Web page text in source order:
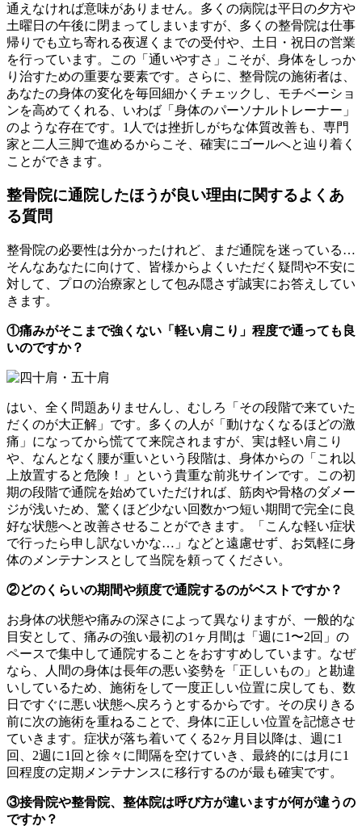
通えなければ意味がありません。多くの病院は平日の夕方や
土曜日の午後に閉まってしまいますが、多くの整骨院は仕事
帰りでも立ち寄れる夜遅くまでの受付や、土日・祝日の営業
を行っています。この「通いやすさ」こそが、身体をしっか
り治すための重要な要素です。さらに、整骨院の施術者は、
あなたの身体の変化を毎回細かくチェックし、モチベーショ
ンを高めてくれる、いわば「身体のパーソナルトレーナー」
のような存在です。1人では挫折しがちな体質改善も、専門
家と二人三脚で進めるからこそ、確実にゴールへと辿り着く
ことができます。
整骨院に通院したほうが良い理由に関するよくあ
る質問
整骨院の必要性は分かったけれど、まだ通院を迷っている…
そんなあなたに向けて、皆様からよくいただく疑問や不安に
対して、プロの治療家として包み隠さず誠実にお答えしてい
きます。
①痛みがそこまで強くない「軽い肩こり」程度で通っても良
いのですか？
はい、全く問題ありませんし、むしろ「その段階で来ていた
だくのが大正解」です。多くの人が「動けなくなるほどの激
痛」になってから慌てて来院されますが、実は軽い肩こり
や、なんとなく腰が重いという段階は、身体からの「これ以
上放置すると危険！」という貴重な前兆サインです。この初
期の段階で通院を始めていただければ、筋肉や骨格のダメー
ジが浅いため、驚くほど少ない回数かつ短い期間で完全に良
好な状態へと改善させることができます。「こんな軽い症状
で行ったら申し訳ないかな…」などと遠慮せず、お気軽に身
体のメンテナンスとして当院を頼ってください。
②どのくらいの期間や頻度で通院するのがベストですか？
お身体の状態や痛みの深さによって異なりますが、一般的な
目安として、痛みの強い最初の1ヶ月間は「週に1〜2回」の
ペースで集中して通院することをおすすめしています。なぜ
なら、人間の身体は長年の悪い姿勢を「正しいもの」と勘違
いしているため、施術をして一度正しい位置に戻しても、数
日ですぐに悪い状態へ戻ろうとするからです。その戻りきる
前に次の施術を重ねることで、身体に正しい位置を記憶させ
ていきます。症状が落ち着いてくる2ヶ月目以降は、週に1
回、2週に1回と徐々に間隔を空けていき、最終的には月に1
回程度の定期メンテナンスに移行するのが最も確実です。
③接骨院や整骨院、整体院は呼び方が違いますが何が違うの
ですか？